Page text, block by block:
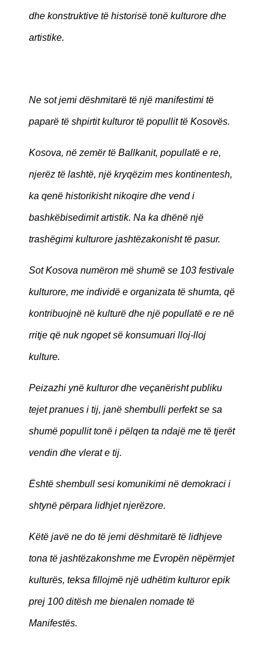
dhe konstruktive të historisë tonë kulturore dhe
artistike.
Ne sot jemi dëshmitarë të një manifestimi të
paparë të shpirtit kulturor të popullit të Kosovës.
Kosova, në zemër të Ballkanit, popullatë e re,
njerëz të lashtë, një kryqëzim mes kontinentesh,
ka qenë historikisht nikoqire dhe vend i
bashkëbisedimit artistik. Na ka dhënë një
trashëgimi kulturore jashtëzakonisht të pasur.
Sot Kosova numëron më shumë se 103 festivale
kulturore, me individë e organizata të shumta, që
kontribuojnë në kulturë dhe një popullatë e re në
rritje që nuk ngopet së konsumuari lloj-lloj
kulture.
Peizazhi ynë kulturor dhe veçanërisht publiku
tejet pranues i tij, janë shembulli perfekt se sa
shumë popullit tonë i pëlqen ta ndajë me të tjerët
vendin dhe vlerat e tij.
Është shembull sesi komunikimi në demokraci i
shtynë përpara lidhjet njerëzore.
Këtë javë ne do të jemi dëshmitarë të lidhjeve
tona të jashtëzakonshme me Evropën nëpërmjet
kulturës, teksa fillojmë një udhëtim kulturor epik
prej 100 ditësh me bienalen nomade të
Manifestës.